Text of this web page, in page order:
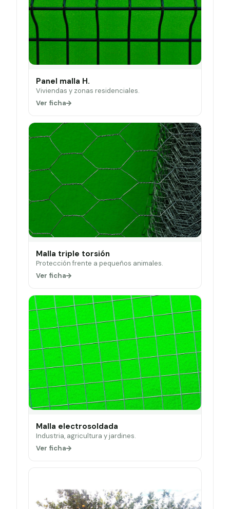
Panel malla H.
Viviendas y zonas residenciales.
Ver ficha
Malla triple torsión
Protección frente a pequeños animales.
Ver ficha
Malla electrosoldada
Industria, agricultura y jardines.
Ver ficha